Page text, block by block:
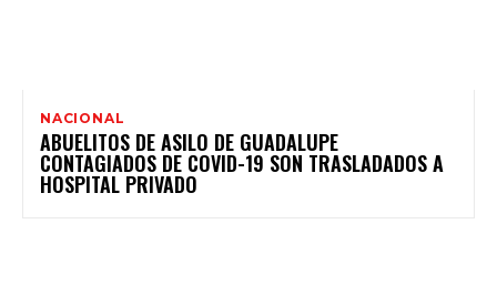
NACIONAL
ABUELITOS DE ASILO DE GUADALUPE
CONTAGIADOS DE COVID-19 SON TRASLADADOS A
HOSPITAL PRIVADO